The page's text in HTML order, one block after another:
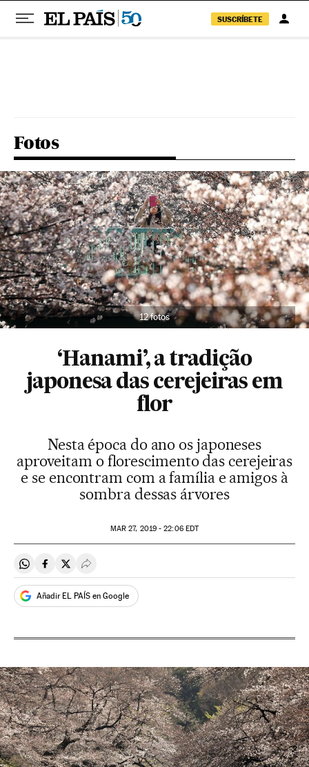
SUSCRÍBETE
Fotos
12 fotos
‘Hanami’, a tradição
japonesa das cerejeiras em
flor
Nesta época do ano os japoneses
aproveitam o florescimento das cerejeiras
e se encontram com a família e amigos à
sombra dessas árvores
MAR 27, 2019 - 22:06EDT
Compartir en Whatsapp
Compartir en Facebook
Compartir en Twitter
Desplegar Redes Sociales
Añadir EL PAÍS en Google